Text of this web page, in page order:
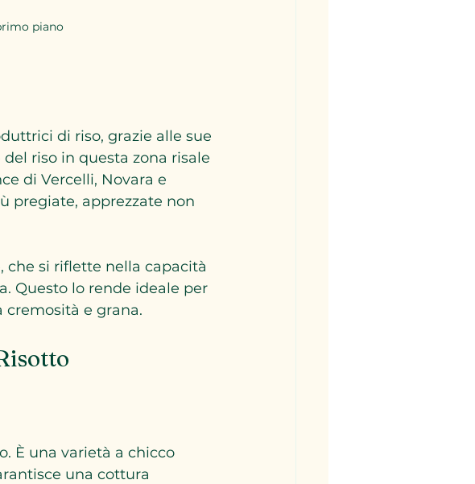
piano
di riso, grazie alle sue
riso in questa zona risale
di Vercelli, Novara e
pregiate, apprezzate non
che si riflette nella capacità
Questo lo rende ideale per
e grana.
È una varietà a chicco
una cottura